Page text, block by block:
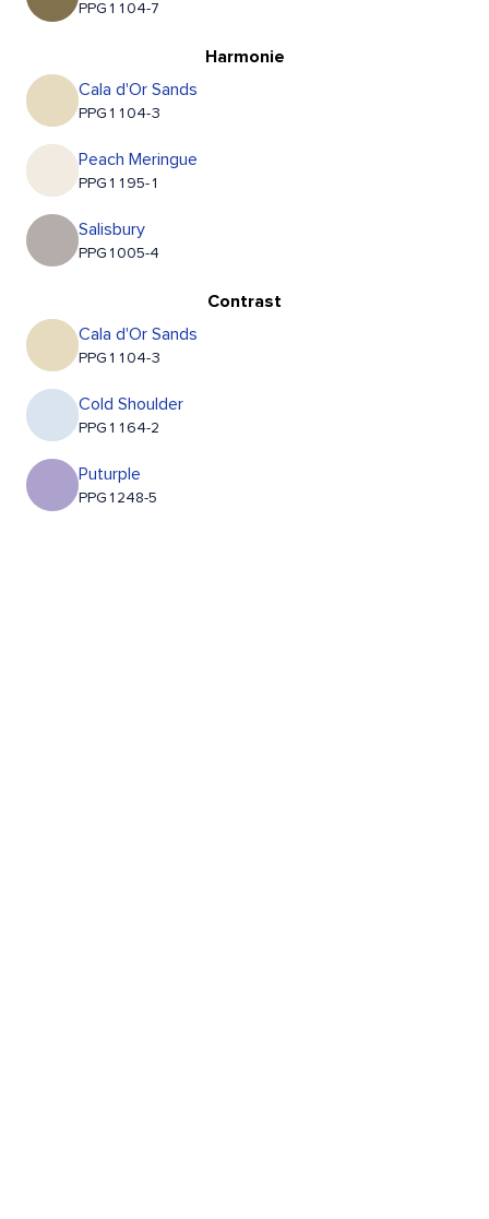
PPG1104-7
Harmonie
Cala d'Or Sands
PPG1104-3
Peach Meringue
PPG1195-1
Salisbury
PPG1005-4
Contrast
Cala d'Or Sands
PPG1104-3
Cold Shoulder
PPG1164-2
Puturple
PPG1248-5